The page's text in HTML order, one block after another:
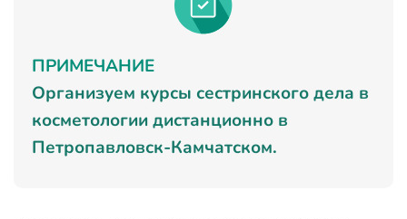
ПРИМЕЧАНИЕ
Организуем курсы сестринского дела в
косметологии дистанционно в
Петропавловск-Камчатском.